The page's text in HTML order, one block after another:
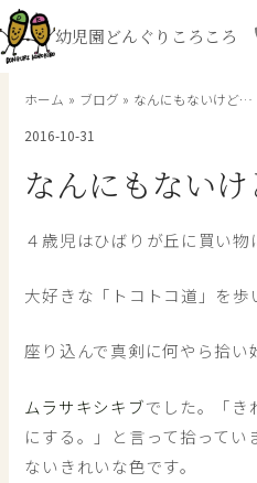
内
容
を
幼児園どんぐりころころ
ホーム ブログ
なんにもないけど…
2016-10-31
なんにもない
４歳児はひばりが丘に買い物
大好きな「トコトコ道」を歩
座り込んで真剣に何やら拾い
ムラサキシキブでした。「き
にする。」と言って拾ってい
ないきれいな色です。